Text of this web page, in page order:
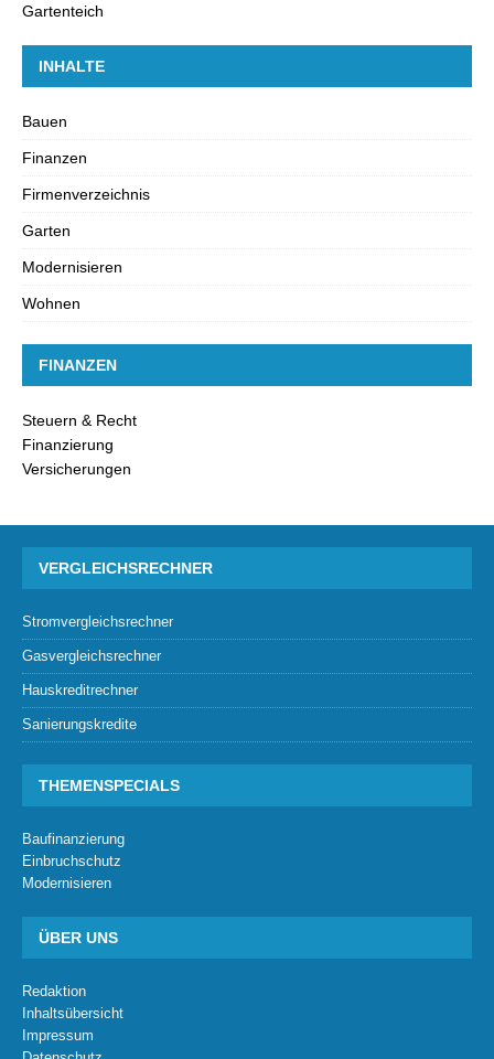
Gartenteich
INHALTE
Bauen
Finanzen
Firmenverzeichnis
Garten
Modernisieren
Wohnen
FINANZEN
Steuern & Recht
Finanzierung
Versicherungen
VERGLEICHSRECHNER
Stromvergleichsrechner
Gasvergleichsrechner
Hauskreditrechner
Sanierungskredite
THEMENSPECIALS
Baufinanzierung
Einbruchschutz
Modernisieren
ÜBER UNS
Redaktion
Inhaltsübersicht
Impressum